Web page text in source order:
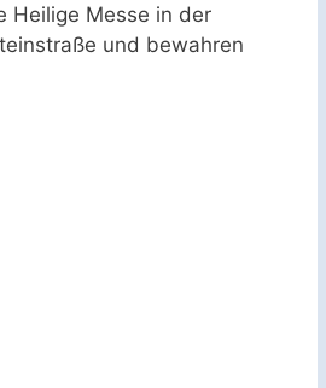
Heilige Messe in der
und bewahren